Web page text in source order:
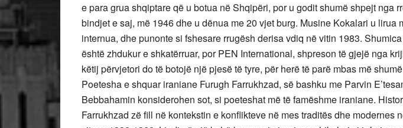
e para grua shqiptare që u botua në Shqipëri, por u godit shumë shpejt nga
bindjet e saj, më 1946 dhe u dënua me 20 vjet burg. Musine Kokalari u lirua
internua, dhe punonte si fshesare rrugësh derisa vdiq në vitin 1983.
është zhdukur e shkatërruar, por PEN International, shpreson të gjejë nga
këtij përvjetori do të botojë një pjesë të tyre, për herë të parë mbas më
Poetesha e shquar iraniane Furugh Farrukhzad, së bashku me Parvin
Bebbahamin konsiderohen sot, si poeteshat më të famëshme iraniane.
Farrukhzad zë fill në kontekstin e konflikteve në mes traditës dhe modernes